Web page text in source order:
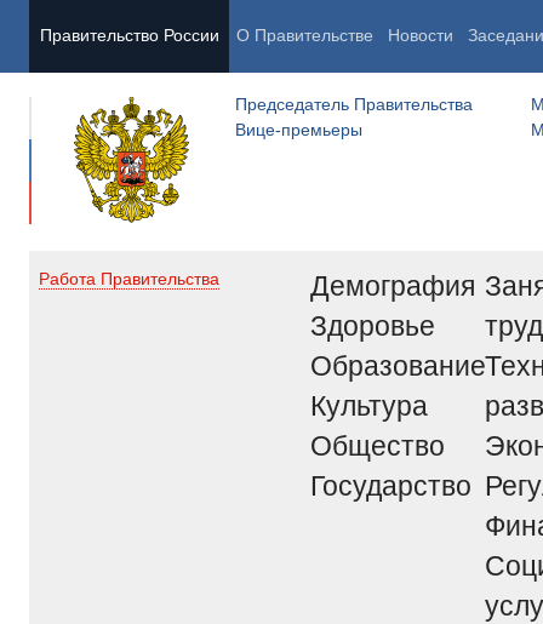
Правительство России О Правительстве Новости
Председатель Правительства
Вице-премьеры
Работа Правительства
Демография
Здоровье
Образование
Культура
Общество
Государство
труд